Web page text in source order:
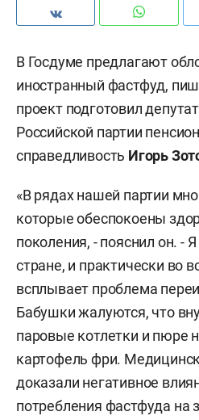
В Госдуме предлагают
иностранный фастфуд,
проект подготовил
Российской партии
справедливость Игорь
«В рядах нашей партии
которые обеспокоены
поколения, - пояснил он. -
стране, и практически во
всплывает проблема
Бабушки жалуются, что
паровые котлетки и пюре
картофель фри.
доказали негативное
потребления фастфуда на